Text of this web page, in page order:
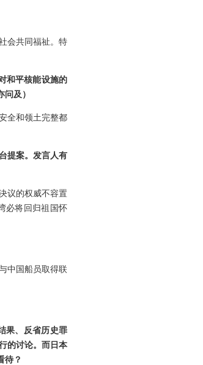
会共同福祉。特
和平核能设施的
及）
全和领土完整都
提案。发言人有
议的权威不容置
必将回归祖国怀
中国船员取得联
果、反省历史罪
的讨论。而日本
待？